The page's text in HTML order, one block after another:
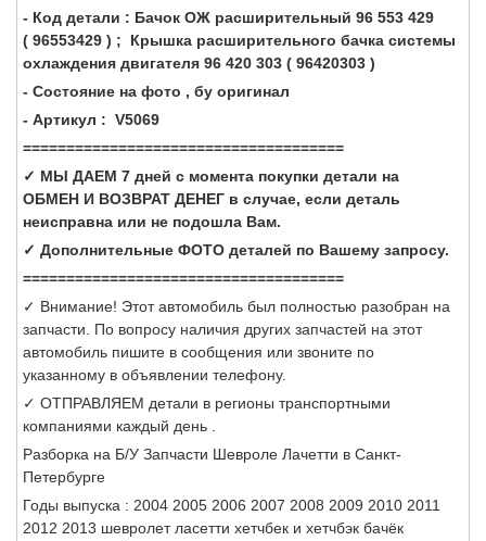
- Код детали : Бачок ОЖ расширительный 96 553 429
( 96553429 ) ; Крышка расширительного бачка системы
охлаждения двигателя 96 420 303 ( 96420303 )
- Состояние на фото , бу оригинал
- Артикул : V5069
=====================================
✓ МЫ ДАЕМ 7 дней с момента покупки детали на
ОБМЕН И ВОЗВРАТ ДЕНЕГ в случае, если деталь
неисправна или не подошла Вам.
✓ Дополнительные ФОТО деталей по Вашему запросу.
=====================================
✓ Внимание! Этот автомобиль был полностью разобран на
запчасти. По вопросу наличия других запчастей на этот
автомобиль пишите в сообщения или звоните по
указанному в объявлении телефону.
✓ ОТПРАВЛЯЕМ детали в регионы транспортными
компаниями каждый день .
Разборка на Б/У Запчасти Шевроле Лачетти в Санкт-
Петербурге
Годы выпуска : 2004 2005 2006 2007 2008 2009 2010 2011
2012 2013 шевролет ласетти хетчбек и хетчбэк бачёк